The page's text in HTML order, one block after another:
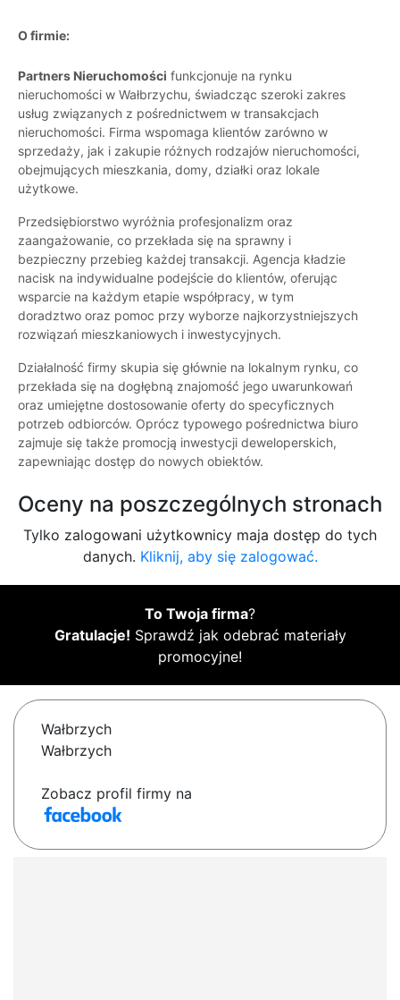
O firmie:
Partners Nieruchomości funkcjonuje na rynku
nieruchomości w Wałbrzychu, świadcząc szeroki zakres
usług związanych z pośrednictwem w transakcjach
nieruchomości. Firma wspomaga klientów zarówno w
sprzedaży, jak i zakupie różnych rodzajów nieruchomości,
obejmujących mieszkania, domy, działki oraz lokale
użytkowe.
Przedsiębiorstwo wyróżnia profesjonalizm oraz
zaangażowanie, co przekłada się na sprawny i
bezpieczny przebieg każdej transakcji. Agencja kładzie
nacisk na indywidualne podejście do klientów, oferując
wsparcie na każdym etapie współpracy, w tym
doradztwo oraz pomoc przy wyborze najkorzystniejszych
rozwiązań mieszkaniowych i inwestycyjnych.
Działalność firmy skupia się głównie na lokalnym rynku, co
przekłada się na dogłębną znajomość jego uwarunkowań
oraz umiejętne dostosowanie oferty do specyficznych
potrzeb odbiorców. Oprócz typowego pośrednictwa biuro
zajmuje się także promocją inwestycji deweloperskich,
zapewniając dostęp do nowych obiektów.
Oceny na poszczególnych stronach
Tylko zalogowani użytkownicy maja dostęp do tych
danych. Kliknij, aby się zalogować.
To Twoja firma?
Gratulacje! Sprawdź jak odebrać materiały
promocyjne!
Wałbrzych
Wałbrzych
Zobacz profil firmy na